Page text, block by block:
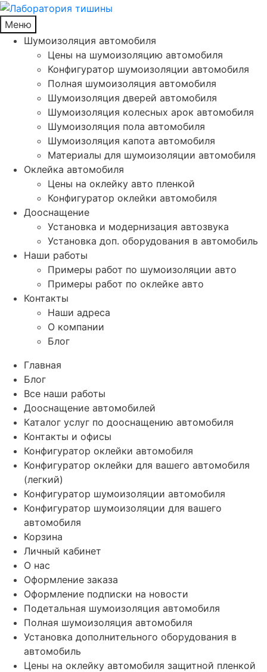
Меню
Шумоизоляция автомобиля
Цены на шумоизоляцию автомобиля
Конфигуратор шумоизоляции автомобиля
Полная шумоизоляция автомобиля
Шумоизоляция дверей автомобиля
Шумоизоляция колесных арок автомобиля
Шумоизоляция пола автомобиля
Шумоизоляция капота автомобиля
Материалы для шумоизоляции автомобиля
Оклейка автомобиля
Цены на оклейку авто пленкой
Конфигуратор оклейки автомобиля
Дооснащение
Установка и модернизация автозвука
Установка доп. оборудования в автомобиль
Наши работы
Примеры работ по шумоизоляции авто
Примеры работ по оклейке авто
Контакты
Наши адреса
О компании
Блог
Главная
Блог
Все наши работы
Дооснащение автомобилей
Каталог услуг по дооснащению автомобиля
Контакты и офисы
Конфигуратор оклейки автомобиля
Конфигуратор оклейки для вашего автомобиля
(легкий)
Конфигуратор шумоизоляции автомобиля
Конфигуратор шумоизоляции для вашего
автомобиля
Корзина
Личный кабинет
О нас
Оформление заказа
Оформление подписки на новости
Подетальная шумоизоляция автомобиля
Полная шумоизоляция автомобиля
Установка дополнительного оборудования в
автомобиль
Цены на оклейку автомобиля защитной пленкой